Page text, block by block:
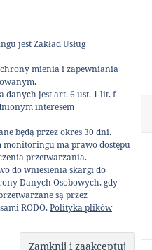
Kategorie
Bez kategorii
jest Zakład Usług
mienia i zapewniania
danych jest art. 6 ust. 1 lit. f
interesem
będą przez okres 30 dni.
monitoringu ma prawo dostępu
przetwarzania.
do wniesienia skargi do
Danych Osobowych, gdy
są przez
RODO.Polityka plików